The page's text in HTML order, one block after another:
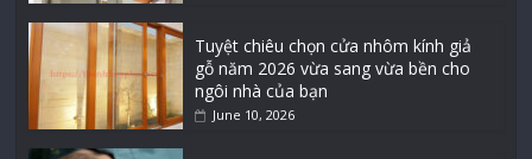
Tuyệt chiêu chọn cửa nhôm kính giả
gỗ năm 2026 vừa sang vừa bền cho
ngôi nhà của bạn
June 10, 2026